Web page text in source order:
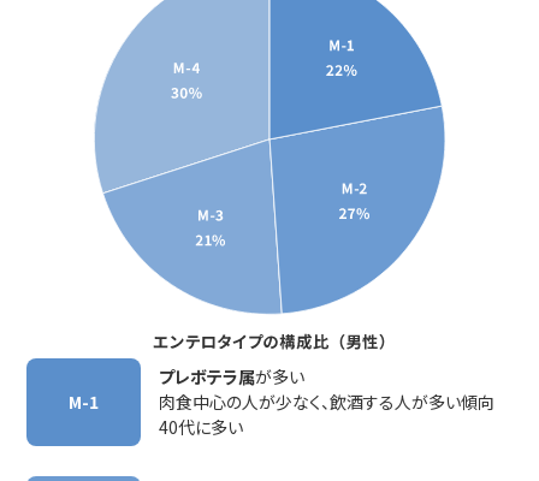
M-1
プレボテラ属が多い
肉食中心の人が少なく、飲酒する人が多い傾向
40代に多い
お問い合わせ